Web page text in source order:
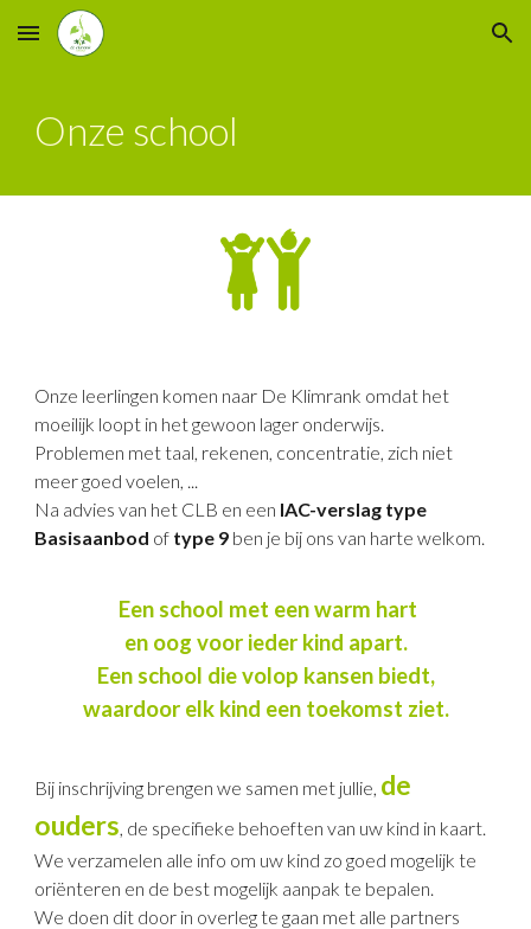
Skip to main content Skip to navigation
Onze school
Onze leerlingen komen naar De Klimrank omdat het
moeilijk loopt in het gewoon lager onderwijs.
Problemen met taal, rekenen, concentratie, zich niet
meer goed voelen, ...
Na advies van het CLB en een IAC-verslag type
Basisaanbod of type 9 ben je bij ons van harte welkom.
Een school met een warm hart
en oog voor ieder kind apart.
Een school die volop kansen biedt,
waardoor elk kind een toekomst ziet.
Bij inschrijving brengen we samen met jullie, de
ouders de specifieke behoeften van uw kind in kaart.
We verzamelen alle info om uw kind zo goed mogelijk te
oriënteren en de best mogelijk aanpak te bepalen
We doen dit door in overleg te gaan met alle partners